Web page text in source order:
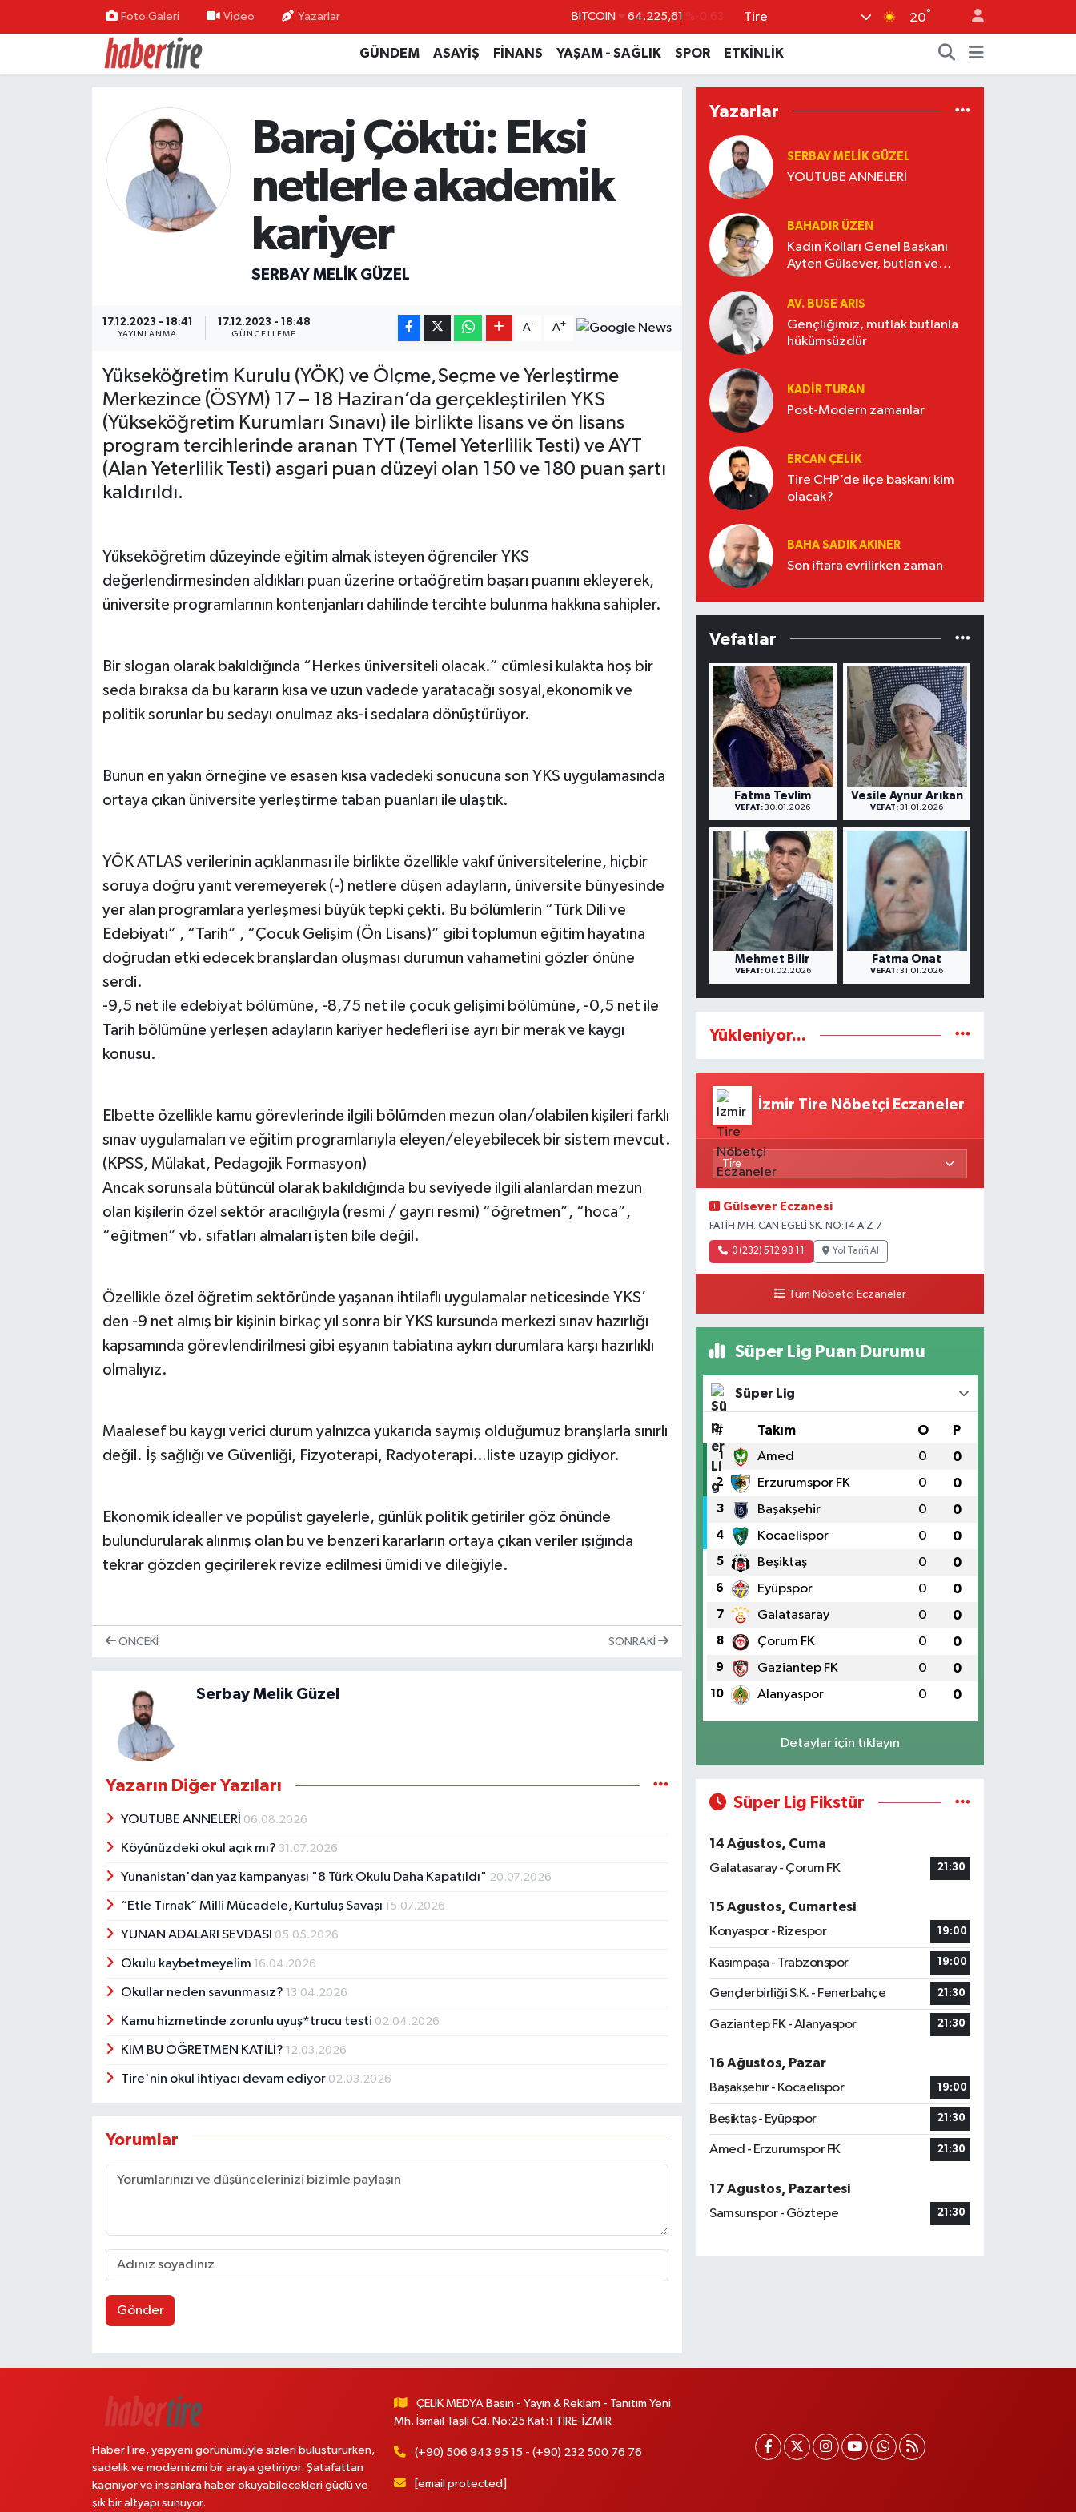
Foto Galeri Video Yazarlar BITCOIN 64.225,61 %-0.63
DOLAR
EURO 55,0317 %-0.02
%0.07
GRAM ALTIN
%70
Tire 20°
GÜNDEM ASAYİŞ FİNANS YAŞAM - SAĞLIK SPOR ETKİNLİK
Baraj Çöktü: Eksi
netlerle akademik
kariyer
SERBAY MELIK GÜZEL
17.12.2023 - 18:41
YAYINLANMA
17.12.2023 - 18:48
GÜNCELLEME
A- A+
Yükseköğretim Kurulu (YÖK) ve Ölçme,Seçme ve Yerleştirme
Merkezince (ÖSYM) 17 – 18 Haziran’da gerçekleştirilen YKS
(Yükseköğretim Kurumları Sınavı) ile birlikte lisans ve ön lisans
program tercihlerinde aranan TYT (Temel Yeterlilik Testi) ve AYT
(Alan Yeterlilik Testi) asgari puan düzeyi olan 150 ve 180 puan şartı
kaldırıldı.
Yükseköğretim düzeyinde eğitim almak isteyen öğrenciler YKS
değerlendirmesinden aldıkları puan üzerine ortaöğretim başarı puanını ekleyerek,
üniversite programlarının kontenjanları dahilinde tercihte bulunma hakkına sahipler.
Bir slogan olarak bakıldığında “Herkes üniversiteli olacak.” cümlesi kulakta hoş bir
seda bıraksa da bu kararın kısa ve uzun vadede yaratacağı sosyal,ekonomik ve
politik sorunlar bu sedayı onulmaz aks-i sedalara dönüştürüyor.
Bunun en yakın örneğine ve esasen kısa vadedeki sonucuna son YKS uygulamasında
ortaya çıkan üniversite yerleştirme taban puanları ile ulaştık.
YÖK ATLAS verilerinin açıklanması ile birlikte özellikle vakıf üniversitelerine, hiçbir
soruya doğru yanıt veremeyerek (-) netlere düşen adayların, üniversite bünyesinde
yer alan programlara yerleşmesi büyük tepki çekti. Bu bölümlerin “Türk Dili ve
Edebiyatı” , “Tarih” , “Çocuk Gelişim (Ön Lisans)” gibi toplumun eğitim hayatına
doğrudan etki edecek branşlardan oluşması durumun vahametini gözler önüne
serdi.
-9,5 net ile edebiyat bölümüne, -8,75 net ile çocuk gelişimi bölümüne, -0,5 net ile
Tarih bölümüne yerleşen adayların kariyer hedefleri ise ayrı bir merak ve kaygı
konusu.
Elbette özellikle kamu görevlerinde ilgili bölümden mezun olan/olabilen kişileri farklı
sınav uygulamaları ve eğitim programlarıyla eleyen/eleyebilecek bir sistem mevcut.
(KPSS, Mülakat, Pedagojik Formasyon)
Ancak sorunsala bütüncül olarak bakıldığında bu seviyede ilgili alanlardan mezun
olan kişilerin özel sektör aracılığıyla (resmi / gayrı resmi) “öğretmen”, “hoca”,
“eğitmen” vb. sıfatları almaları işten bile değil.
Özellikle özel öğretim sektöründe yaşanan ihtilaflı uygulamalar neticesinde YKS’
den -9 net almış bir kişinin birkaç yıl sonra bir YKS kursunda merkezi sınav hazırlığı
kapsamında görevlendirilmesi gibi eşyanın tabiatına aykırı durumlara karşı hazırlıklı
olmalıyız.
Maalesef bu kaygı verici durum yalnızca yukarıda saymış olduğumuz branşlarla sınırlı
değil. İş sağlığı ve Güvenliği, Fizyoterapi, Radyoterapi…liste uzayıp gidiyor.
Ekonomik idealler ve popülist gayelerle, günlük politik getiriler göz önünde
bulundurularak alınmış olan bu ve benzeri kararların ortaya çıkan veriler ışığında
tekrar gözden geçirilerek revize edilmesi ümidi ve dileğiyle.
ÖNCEKI SONRAKI
Serbay Melik Güzel
Yazarın Diğer Yazıları
YOUTUBE ANNELERİ 06.08.2026
Köyünüzdeki okul açık mı? 31.07.2026
Yunanistan'dan yaz kampanyası "8 Türk Okulu Daha Kapatıldı" 20.07.2026
“Etle Tırnak” Milli Mücadele, Kurtuluş Savaşı 15.07.2026
YUNAN ADALARI SEVDASI 05.05.2026
Okulu kaybetmeyelim 16.04.2026
Okullar neden savunmasız? 13.04.2026
Kamu hizmetinde zorunlu uyuş*trucu testi 02.04.2026
KİM BU ÖĞRETMEN KATİLİ? 12.03.2026
Tire'nin okul ihtiyacı devam ediyor 02.03.2026
Yorumlar
Gönder
Yazarlar
SERBAY MELIK GÜZEL
YOUTUBE ANNELERİ
BAHADIR ÜZEN
Kadın Kolları Genel Başkanı
Ayten Gülsever, butlan ve
AV. BUSE ARIS
Gençliğimiz, mutlak butlanla
hükümsüzdür
KADIR TURAN
Post-Modern zamanlar
ERCAN ÇELIK
Tire CHP’de ilçe başkanı kim
olacak?
BAHA SADIK AKINER
Son iftara evrilirken zaman
Vefatlar
Fatma Tevlim
VEFAT: 30.01.2026
Vesile Aynur Arıkan
VEFAT: 31.01.2026
Mehmet Bilir
VEFAT:01.02.2026
Fatma Onat
VEFAT: 31.01.2026
Yükleniyor...
İzmir Tire Nöbetçi Eczaneler
Gülsever Eczanesi
FATİH MH. CAN EGELİ SK. NO:14 A Z-7
0 (232) 512 98 11 Yol Tarifi Al
Tüm Nöbetçi Eczaneler
Süper Lig Puan Durumu
Süper Lig
# Takım O P
1 Amed 0 0
2 Erzurumspor FK 0 0
3 Başakşehir 0 0
4 Kocaelispor 0 0
5 Beşiktaş 0 0
6 Eyüpspor 0 0
7 Galatasaray 0 0
8 Çorum FK 0 0
9 Gaziantep FK 0 0
10 Alanyaspor 0 0
Detaylar için tıklayın
Süper Lig Fikstür
14 Ağustos, Cuma
Galatasaray - Çorum FK
21:30
15 Ağustos, Cumartesi
Konyaspor - Rizespor
19:00
Kasımpaşa - Trabzonspor 19:00
Gençlerbirliği S.K. - Fenerbahçe 21:30
Gaziantep FK - Alanyaspor 21:30
16 Ağustos, Pazar
Başakşehir - Kocaelispor
19:00
Beşiktaş - Eyüpspor 21:30
Amed - Erzurumspor FK 21:30
17 Ağustos, Pazartesi
Samsunspor - Göztepe
21:30
HaberTire, yepyeni görünümüyle sizleri buluştururken,
sadelik ve modernizmi bir araya getiriyor. Şatafattan
kaçınıyor ve insanlara haber okuyabilecekleri güçlü ve
şık bir altyapı sunuyor.
ÇELİK MEDYA Basın - Yayın & Reklam - Tanıtım Yeni
Mh. İsmail Taşlı Cd. No:25 Kat:1 TİRE-İZMİR
(+90) 506 943 95 15 - (+90) 232 500 76 76
[email protected]
Tire Nöbetçi Eczaneler
Tire Trafik Yoğunluk Haritası
Süper Lig Puan Durumu ve Fikstür
Tüm Manşetler